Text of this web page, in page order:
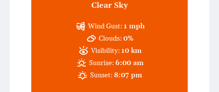
Clear Sky
Wind Gust: 1 mph
Clouds:0%
Visibility: 10 km
Sunrise:6:00 am
Sunset:8:07 pm